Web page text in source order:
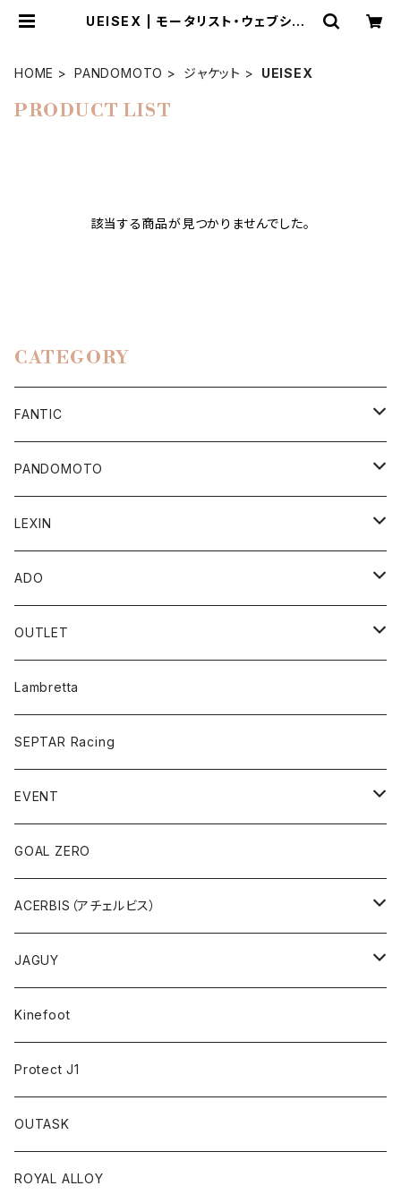
UEISEX | モータリスト・ウェブショッ
HOME PANDOMOTO ジャケット UEISEX
PRODUCT LIST
該当する商品が見つかりませんでした。
CATEGORY
FANTIC
Apparel/Goods
Accessory Parts
CABALLERO
ENDURO/MOTARD
e-Bike
SpeedFun
PANDOMOTO
ジャケット
MEN
WOMEN
トップス
パンツ
MEN
WOMEN
アンダーウエア
MEN
WOMEN
プロテクター
ブーツ
アクセサリー
アウトレット
LEXIN
Bluetoothスピーカー
ポータブルスピーカー
バイク用スピーカー
ポータブル電動空気入れ
バイク用Bluetoothインカム
ADO
電動アシスト自転車
折り畳み
Folding Bike
eBike
型式認定
OUTLET
TCX オフロードブーツ
Lambretta
SEPTAR Racing
EVENT
アサマ・スクランブラーミーティング
GOAL ZERO
ACERBIS（アチェルビス）
バッグ、アクセサリ
プラスティック
アンダーウェア
JAGUY
COOLER
テーブルウェア
アクセサリー
ギアコンテナ
Kinefoot
Protect J1
OUTASK
ROYAL ALLOY